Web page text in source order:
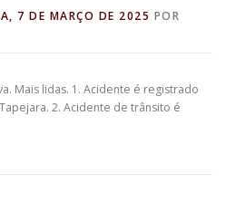
7 DE MARÇO DE 2025 POR
Mais lidas. 1. Acidente é registrado
2. Acidente de trânsito é